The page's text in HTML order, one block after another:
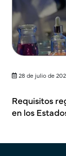
28 de julio de
Requisitos
en los